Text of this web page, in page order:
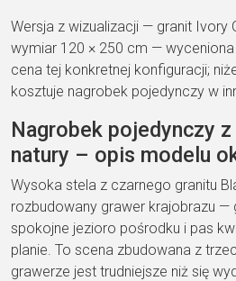
Wersja z wizualizacji — granit Ivory
wymiar 120 × 250 cm — wyceniona
cena tej konkretnej konfiguracji;
kosztuje nagrobek pojedynczy w
Nagrobek pojedynczy
natury – opis modelu
Wysoka stela z czarnego granitu
rozbudowany grawer krajobrazu —
spokojne jezioro pośrodku i pas
planie. To scena zbudowana z
grawerze jest trudniejsze niż się